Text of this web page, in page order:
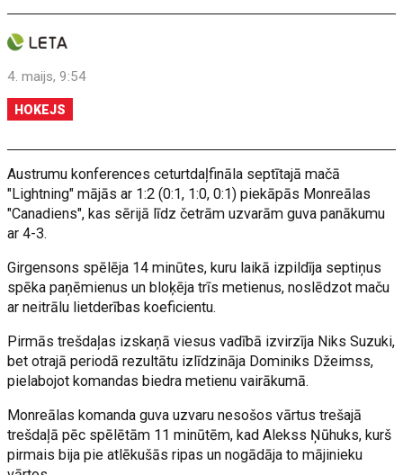
4. maijs, 9:54
HOKEJS
Austrumu konferences ceturtdaļfināla septītajā mačā
"Lightning" mājās ar 1:2 (0:1, 1:0, 0:1) piekāpās Monreālas
"Canadiens", kas sērijā līdz četrām uzvarām guva panākumu
ar 4-3.
Girgensons spēlēja 14 minūtes, kuru laikā izpildīja septiņus
spēka paņēmienus un bloķēja trīs metienus, noslēdzot maču
ar neitrālu lietderības koeficientu.
Pirmās trešdaļas izskaņā viesus vadībā izvirzīja Niks Suzuki,
bet otrajā periodā rezultātu izlīdzināja Dominiks Džeimss,
pielabojot komandas biedra metienu vairākumā.
Monreālas komanda guva uzvaru nesošos vārtus trešajā
trešdaļā pēc spēlētām 11 minūtēm, kad Alekss Ņūhuks, kurš
pirmais bija pie atlēkušās ripas un nogādāja to mājinieku